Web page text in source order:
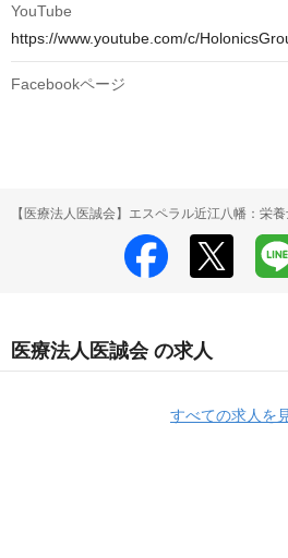
YouTube
https://www.youtube.com/c/
Facebookページ
【医療法人医誠会】エスペラル近江八幡：栄
医療法人医誠会 の求人
すべての求人を